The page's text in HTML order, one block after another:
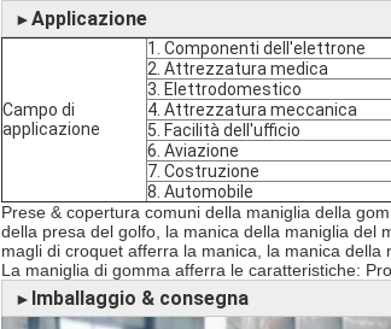
►Applicazione
Campo di
applicazione
1. Componenti dell'elettrone
2. Attrezzatura medica
3. Elettrodomestico
4. Attrezzatura meccanica
5. Facilità dell'ufficio
6. Aviazione
7. Costruzione
8. Automobile
Prese & copertura comuni della maniglia della
della presa del golfo, la manica della maniglia del
magli di croquet afferra la manica, la manica
La maniglia di gomma afferra le caratteristiche:
► Imballaggio & consegna